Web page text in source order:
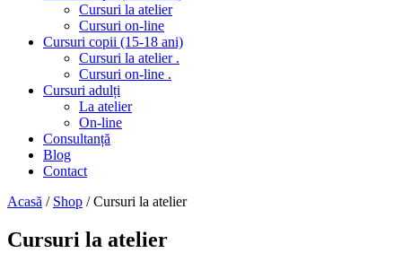
Cursuri la atelier
Cursuri on-line
Cursuri copii (15-18 ani)
Cursuri la atelier .
Cursuri on-line .
Cursuri adulți
La atelier
On-line
Consultanță
Blog
Contact
Acasă / Shop / Cursuri la atelier
Cursuri la atelier